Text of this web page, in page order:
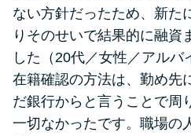
ない方針だったため、新た
りそのせいで結果的に融資
した（20代／女性／アルバ
在籍確認の方法は、勤め先
だ銀行からと言うことで周
一切なかったです。職場の